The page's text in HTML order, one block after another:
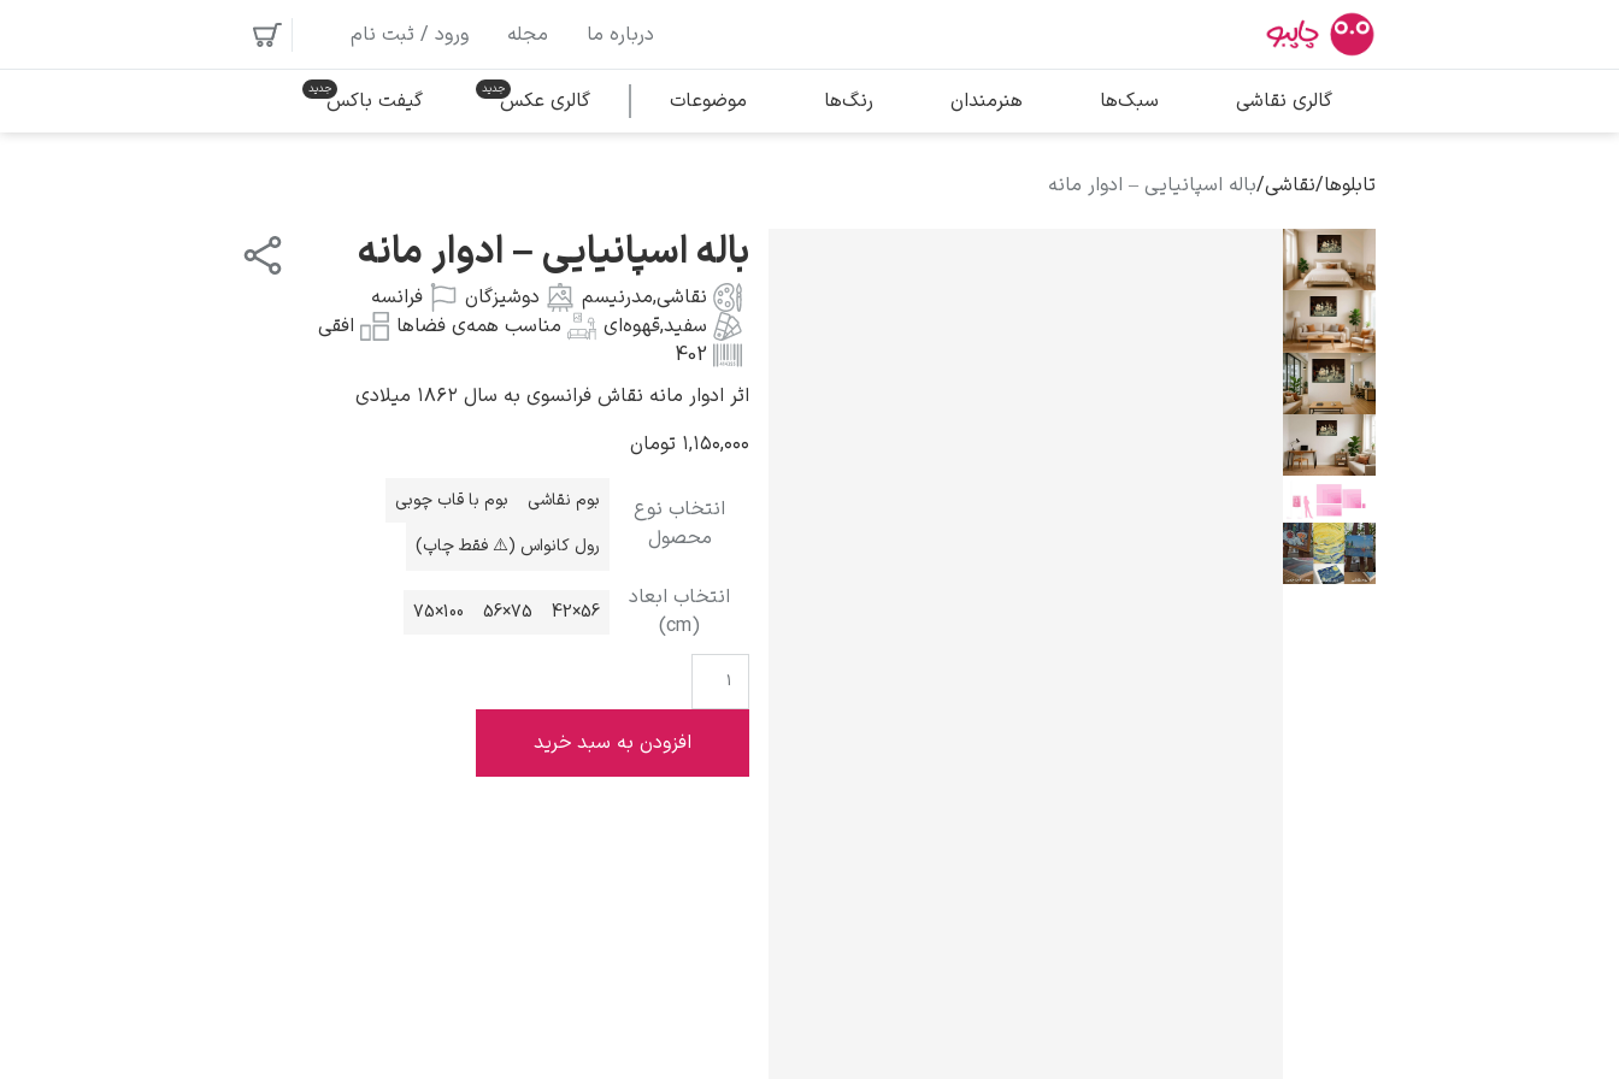
بیشترین جستجوها
پیکاسو
سالوادور دالی
محبوب‌ترین هنرمندان
درباره ما مجله ورود / ثبت نام
گالری نقاشی سبک‌ها هنرمندان رنگ‌ها موضوعات گالری عکس گیفت باکس
تابلوها/نقاشی/باله اسپانیایی – ادوار مانه
باله اسپانیایی – ادوار مانه
نقاشی,مدرنیسم دوشیزگان
فرانسه
سفید,قهوه‌ای مناسب همه‌ی فضاها
افقی
402
اثر ادوار مانه نقاش فرانسوی به سال ۱۸۶۲ میلادی
۱,۱۵۰,۰۰۰ تومان
انتخاب نوع
محصول
بوم نقاشی
بوم با قاب چوبی
رول کانواس (⚠️ فقط چاپ)
انتخاب ابعاد
(cm)
56×42
75×56
100×75
افزودن به سبد خرید